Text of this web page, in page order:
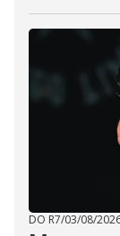
DO R7/03/08/